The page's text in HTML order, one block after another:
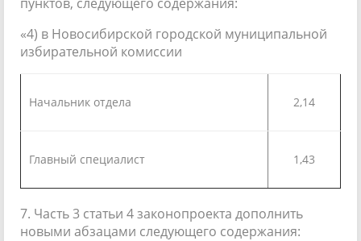
«4) в Новосибирской городской муниципальной
избирательной комиссии
Начальник отдела 2,14
Главный специалист 1,43
7. Часть 3 статьи 4 законопроекта дополнить
новыми абзацами следующего содержания: